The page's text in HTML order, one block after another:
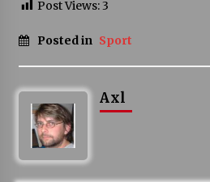
Post Views:3
Posted in Sport
Axl